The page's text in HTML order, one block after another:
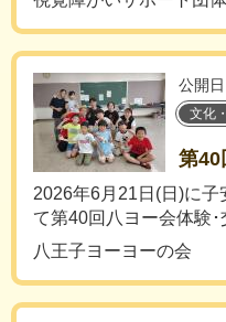
公開
文化
第40
2026年6月21日(日)に
て第40回八ヨー会体験
八王子ヨーヨーの会